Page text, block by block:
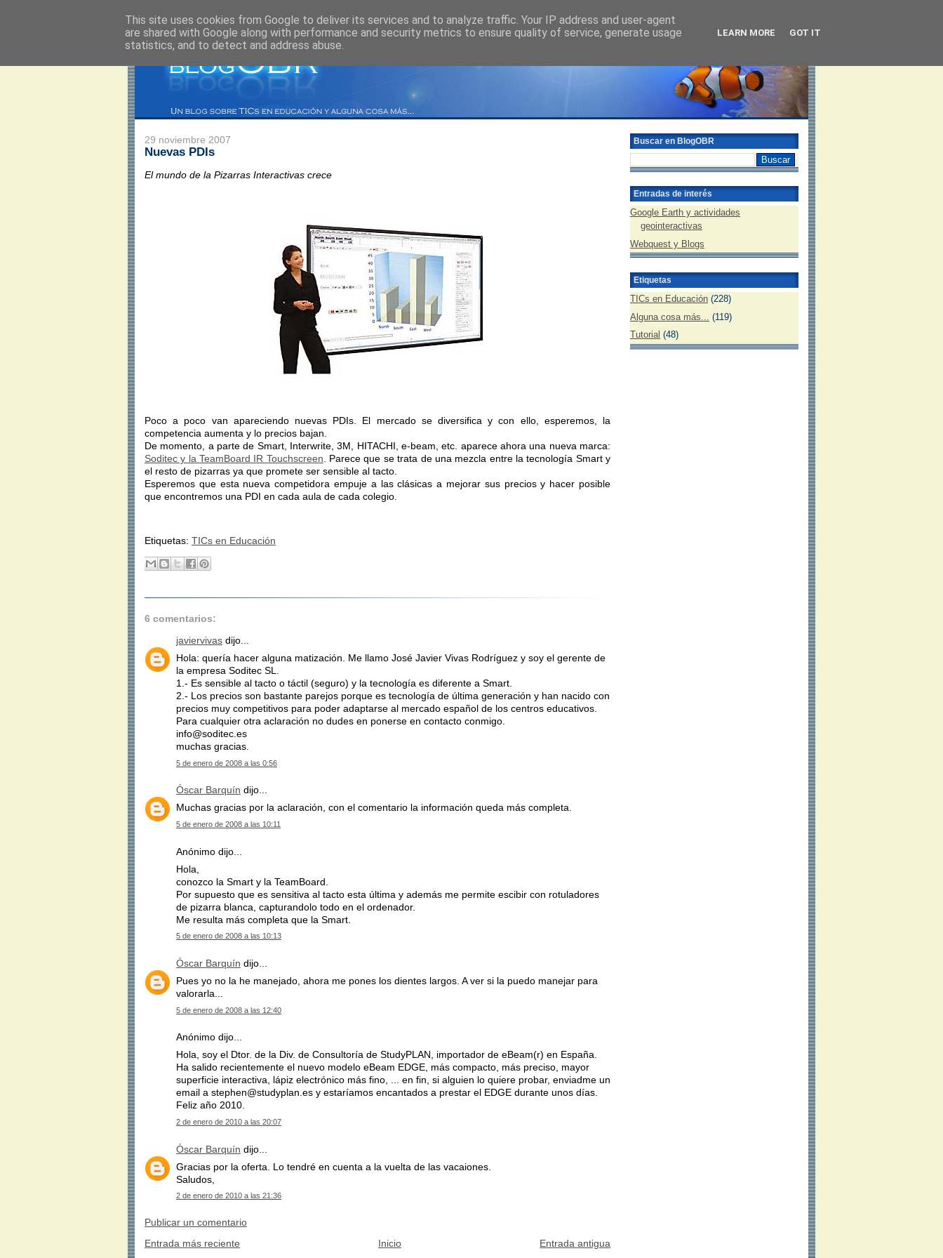
29 noviembre 2007
Nuevas PDIs
El mundo de la Pizarras Interactivas crece
Poco a poco van apareciendo nuevas PDIs. El mercado se diversifica y con ello, esperemos, la
competencia aumenta y lo precios bajan.
De momento, a parte de Smart, Interwrite, 3M, HITACHI, e-beam, etc. aparece ahora una nueva marca:
Soditec y la TeamBoard IR Touchscreen . Parece que se trata de una mezcla entre la tecnología Smart y
el resto de pizarras ya que promete ser sensible al tacto.
Esperemos que esta nueva competidora empuje a las clásicas a mejorar sus precios y hacer posible
que encontremos una PDI en cada aula de cada colegio.
Etiquetas: TICs en Educación
6 comentarios:
javiervivas dijo...
Hola: quería hacer alguna matización. Me llamo José Javier Vivas Rodríguez y soy el gerente de
la empresa Soditec SL.
1.- Es sensible al tacto o táctil (seguro) y la tecnología es diferente a Smart.
2.- Los precios son bastante parejos porque es tecnología de última generación y han nacido con
precios muy competitivos para poder adaptarse al mercado español de los centros educativos.
Para cualquier otra aclaración no dudes en ponerse en contacto conmigo.
info@soditec.es
muchas gracias.
5 de enero de 2008 a las 0:56
Óscar Barquín dijo...
Muchas gracias por la aclaración, con el comentario la información queda más completa.
5 de enero de 2008 a las 10:11
Anónimo dijo...
Hola,
conozco la Smart y la TeamBoard.
Por supuesto que es sensitiva al tacto esta última y además me permite escibir con rotuladores
de pizarra blanca, capturandolo todo en el ordenador.
Me resulta más completa que la Smart.
5 de enero de 2008 a las 10:13
Óscar Barquín dijo...
Pues yo no la he manejado, ahora me pones los dientes largos. A ver si la puedo manejar para
valorarla...
5 de enero de 2008 a las 12:40
Anónimo dijo...
Hola, soy el Dtor. de la Div. de Consultoría de StudyPLAN, importador de eBeam(r) en España.
Ha salido recientemente el nuevo modelo eBeam EDGE, más compacto, más preciso, mayor
superficie interactiva, lápiz electrónico más fino, ... en fin, si alguien lo quiere probar, enviadme un
email a stephen@studyplan.es y estaríamos encantados a prestar el EDGE durante unos días.
Feliz año 2010.
2 de enero de 2010 a las 20:07
Óscar Barquín dijo...
Gracias por la oferta. Lo tendré en cuenta a la vuelta de las vacaiones.
Saludos,
2 de enero de 2010 a las 21:36
Publicar un comentario
Entrada más reciente
Entrada antigua
Inicio
Buscar en BlogOBR
Entradas de interés
Google Earth y actividades
geointeractivas
Webquest y Blogs
Etiquetas
TICs en Educación (228)
Alguna cosa más...
(119)
Tutorial (48)
This site uses cookies from Google to deliver its services and to analyze traffic. Your IP address and user-agent
are shared with Google along with performance and security metrics to ensure quality of service, generate usage
statistics, and to detect and address abuse.
LEARN MORE GOT IT